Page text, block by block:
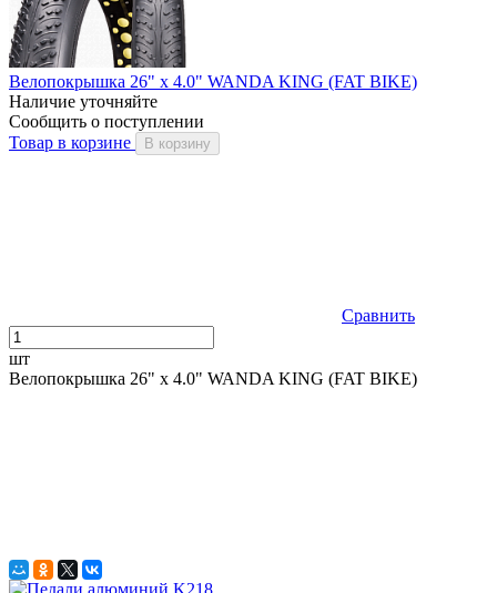
Велопокрышка 26" x 4.0" WANDA KING (FAT BIKE)
Наличие уточняйте
Сообщить о поступлении
Товар в корзине
В корзину
Сравнить
шт
Велопокрышка 26" x 4.0" WANDA KING (FAT BIKE)